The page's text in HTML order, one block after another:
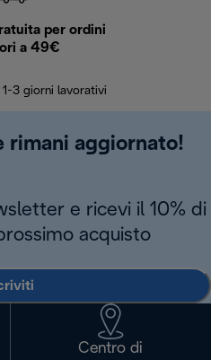
per ordini
a 49€
3 giorni lavorativi
rimani aggiornato!
e ricevi il 10% di
acquisto
Centro di